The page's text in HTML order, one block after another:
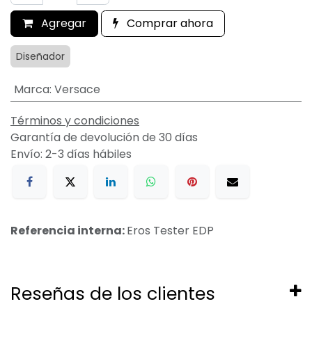
Agregar Comprar ahora
Diseñador
Marca: Versace
Términos y condiciones
Garantía de devolución de 30 días
Envío: 2-3 días hábiles
Referencia interna:Eros Tester EDP
Reseñas de los clientes